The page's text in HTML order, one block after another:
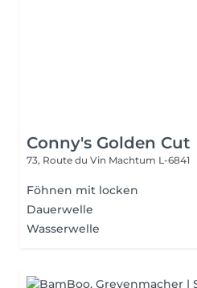
Conny's Golden Cut
73, Route du Vin Machtum L-6841
Föhnen mit locken
Dauerwelle
Wasserwelle